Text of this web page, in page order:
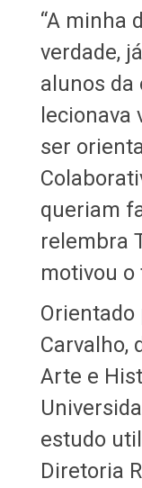
“A minha
verdade,
alunos da
lecionava
ser
queriam
relembra
motivou o
Orientado
Carvalho,
Arte e
estudo
Diretoria